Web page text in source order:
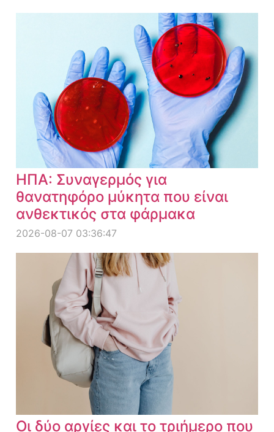
ΗΠΑ: Συναγερμός για
θανατηφόρο μύκητα που είναι
ανθεκτικός στα φάρμακα
2026-08-07 03:36:47
Οι δύο αργίες και το τριήμερο που